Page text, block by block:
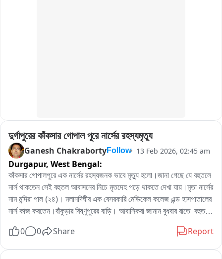
দুর্গাপুরের কাঁকসার গোপাল পুরে নার্সের রহস্যমৃত্যু
Ganesh ChakrabortyFollow 13 Feb 2026, 02:45 am
Durgapur, West Bengal:
কাঁকসার গোপালপুরে এক নার্সের রহস্যজনক ভাবে মৃত্যু হলো।জানা গেছে যে বহুতলে
নার্স থাকতেন সেই বহুতল আবাসনের নিচে মৃতদেহ পড়ে থাকতে দেখা যায়।মৃতা নার্সের
নাম মন্দিরা পাল (২৪)। মলানদিঘীর এক বেসরকারি মেডিকেল কলেজ এন্ড হাসপাতালের
নার্স কাজ করতেন।বাঁকুড়ার বিষ্ণুপুরের বাড়ি। আবাসিকরা জানান বুধবার রাতে  বহুতল
পিছনে অন্যরহস্য রয়েছে পুলিশ গোটা ঘটনার তদন্ত শুরু করেছে।মৃতদেহ উদ্ধার
করে ময়নাতদন্তের জন্য পাঠানো হয়েছে বলে জানা গেছে
0 0 Share Report